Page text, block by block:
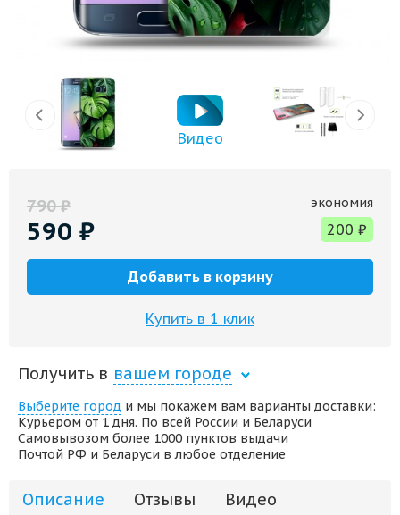
Видео
790₽
590 ₽
экономия
200 ₽
Добавить в корзину
Купить в 1 клик
Получить в вашем городе
Выберите город и мы покажем вам варианты доставки:
Курьером от 1 дня. По всей России и Беларуси
Самовывозом более 1000 пунктов выдачи
Почтой РФ и Беларуси в любое отделение
Описание Отзывы Видео